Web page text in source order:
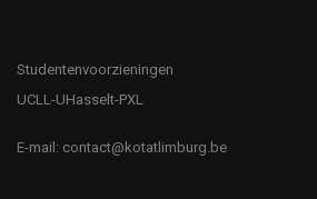
Studentenvoorzieningen
UCLL-UHasselt-PXL
E-mail: contact@kotatlimburg.be